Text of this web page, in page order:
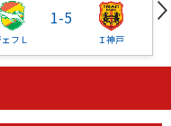
ェフＬ
1-5
Ｉ神戸